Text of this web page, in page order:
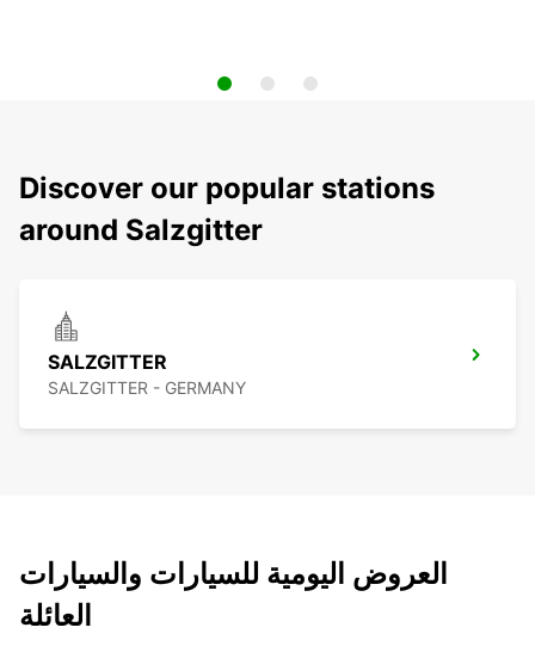
Discover our popular stations
around Salzgitter
SALZGITTER
SALZGITTER - GERMANY
العروض اليومية للسيارات والسيارات
العائلة